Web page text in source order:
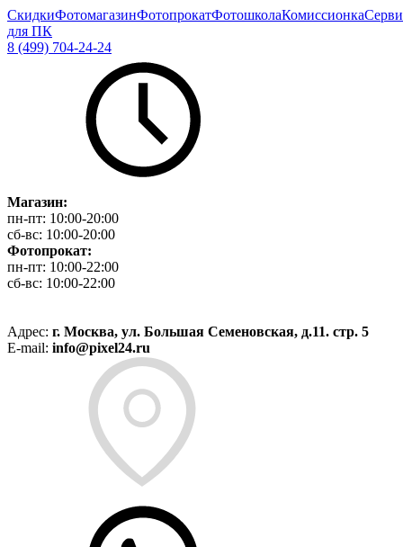
СкидкиФотомагазинФотопрокатФотошколаКомиссионка
для ПК
8 (499) 704-24-24
Магазин:
пн-пт: 10:00-20:00
сб-вс: 10:00-20:00
Фотопрокат:
пн-пт: 10:00-22:00
сб-вс: 10:00-22:00
Адрес: г. Москва, ул. Большая Семеновская, д.11. стр. 5
E-mail: info@pixel24.ru